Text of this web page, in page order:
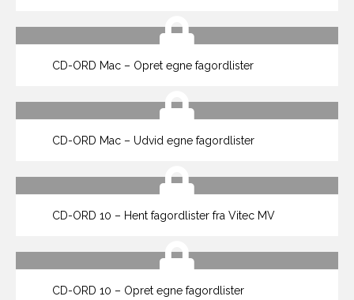
CD-ORD Mac – Opret egne fagordlister
CD-ORD Mac – Udvid egne fagordlister
CD-ORD 10 – Hent fagordlister fra Vitec MV
CD-ORD 10 – Opret egne fagordlister